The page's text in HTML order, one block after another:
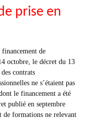
prise en
de
octobre, le décret du 13
contrats
ne s’étaient pas
le financement a été
publié en septembre
de formations ne relevant